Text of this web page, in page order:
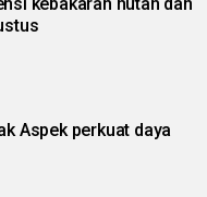
kebakaran hutan dan
Aspek perkuat daya